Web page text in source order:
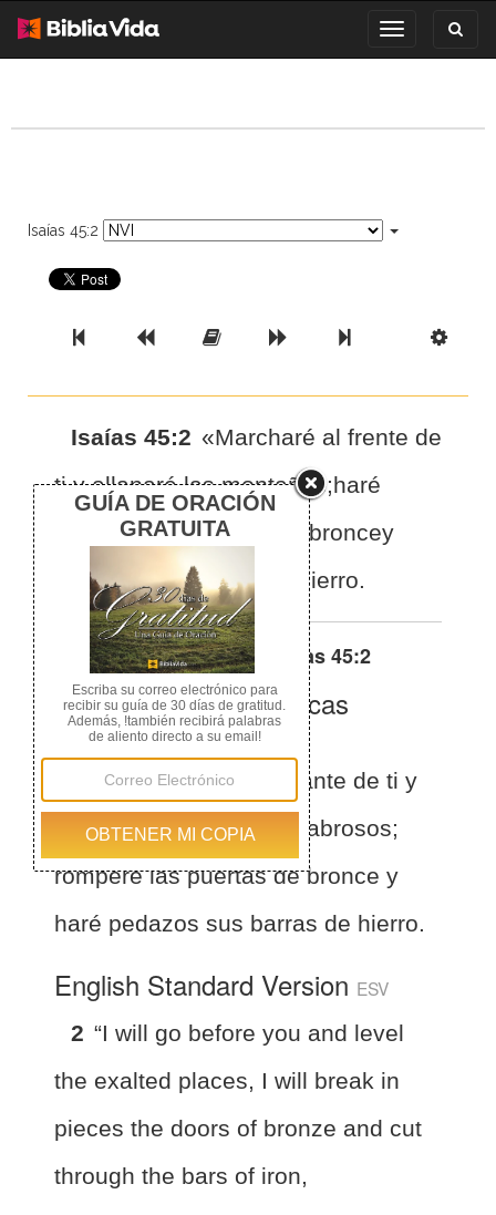
Toggle
navigation
Isaías 45:2
Previous BookPrevious Chapter
Read the Full Chapter
Next Chapter
Next Book
Isaías 45:2 «Marcharé al frente de
ti,y allanaré las montañas;haré
pedazos las puertas de broncey
cortaré los cerrojos de hierro.
Otras traducciones de Isaías 45:2
La Biblia de las Américas
(Español)BLA
Isaías 45:2 Yo iré delante de ti y
allanaré los lugares escabrosos;
romperé las puertas de bronce y
haré pedazos sus barras de hierro.
English Standard Version ESV
2 “I will go before you and level
the exalted places, I will break in
pieces the doors of bronze and cut
through the bars of iron,